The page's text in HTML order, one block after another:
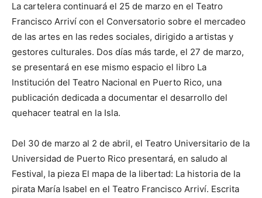
La cartelera continuará el 25 de marzo en el Teatro
Francisco Arriví con el Conversatorio sobre el mercadeo
de las artes en las redes sociales, dirigido a artistas y
gestores culturales. Dos días más tarde, el 27 de marzo,
se presentará en ese mismo espacio el libro La
Institución del Teatro Nacional en Puerto Rico, una
publicación dedicada a documentar el desarrollo del
quehacer teatral en la Isla.
Del 30 de marzo al 2 de abril, el Teatro Universitario de la
Universidad de Puerto Rico presentará, en saludo al
Festival, la pieza El mapa de la libertad: La historia de la
pirata María Isabel en el Teatro Francisco Arriví. Escrita